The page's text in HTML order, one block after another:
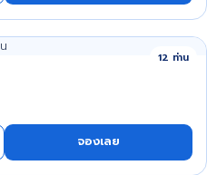
12 ท่าน
จองเลย